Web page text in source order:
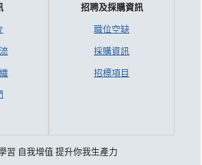
招聘及採購資訊
職位空缺
採購資訊
招標項目
習 自我增值 提升你我生產力